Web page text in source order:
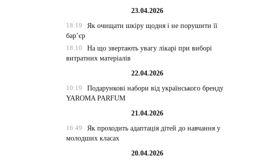
23.04.2026
18:19
Як очищати шкіру щодня і не порушити її
бар’єр
18:10
На що звертають увагу лікарі при виборі
витратних матеріалів
22.04.2026
10:19
Подарункові набори від українського бренду
YAROMA PARFUM
21.04.2026
16:49
Як проходить адаптація дітей до навчання у
молодших класах
20.04.2026